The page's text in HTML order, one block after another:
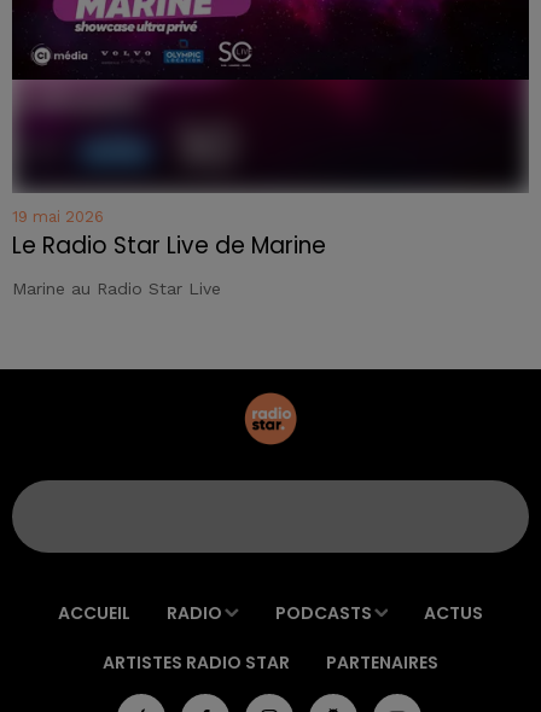
19 mai 2026
Le Radio Star Live de Marine
Marine au Radio Star Live
ACCUEIL RADIO PODCASTS ACTUS
ARTISTES RADIO STAR PARTENAIRES